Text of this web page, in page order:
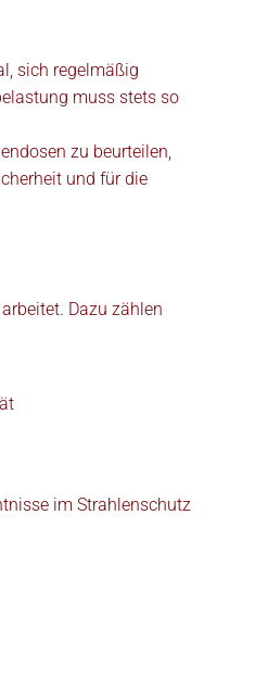
sich regelmäßig
muss stets so
zu beurteilen,
und für die
Dazu zählen
im Strahlenschutz